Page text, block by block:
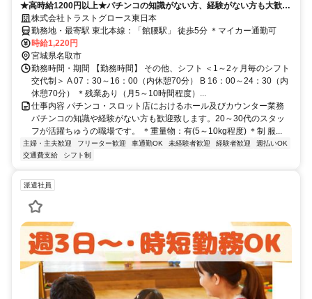
★高時給1200円以上★パチンコの知識がない方、経験がない方も大歓
迎！20～30代のスタッフ活躍中♪
株式会社トラストグロース東日本
勤務地・最寄駅 東北本線：「館腰駅」 徒歩5分 ＊マイカー通勤可
時給1,220円
宮城県名取市
勤務時間・期間 【勤務時間】 その他、シフト ＜1～2ヶ月毎のシフト
交代制＞ A 07：30～16：00（内休憩70分） B 16：00～24：30（内
休憩70分） ＊残業あり（月5～10時間程度）...
仕事内容 パチンコ・スロット店におけるホール及びカウンター業務
パチンコの知識や経験がない方も歓迎致します。20～30代のスタッ
フが活躍ちゅうの職場です。 ＊重量物：有(5～10kg程度) ＊制 服...
主婦・主夫歓迎 フリーター歓迎 車通勤OK 未経験者歓迎 経験者歓迎
週払いOK
交通費支給
シフト制
派遣社員